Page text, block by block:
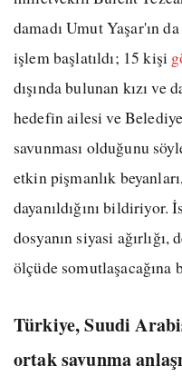
damadı Umut Yaşar'ın
işlem başlatıldı; 15 kişi
dışında bulunan kızı ve
hedefin ailesi ve
savunması olduğunu
etkin pişmanlık
dayanıldığını
dosyanın siyasi
ölçüde somutlaşacağına
Türkiye, Suudi
ortak savunma